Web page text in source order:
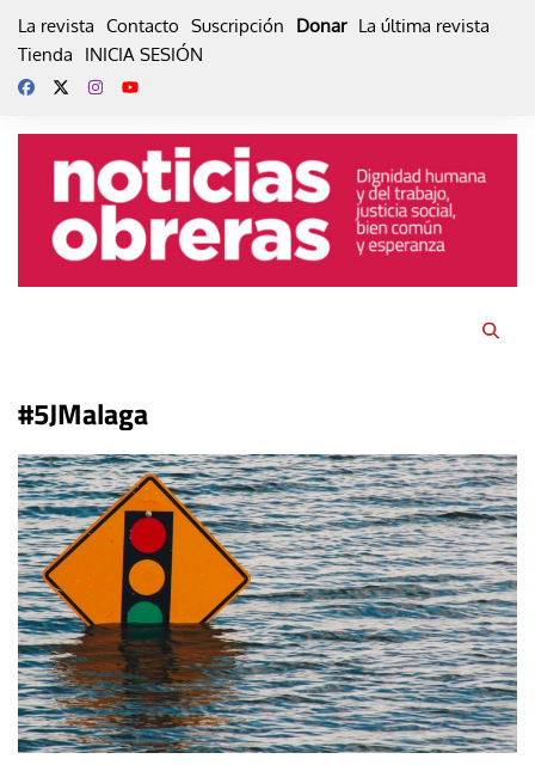
La revista Contacto Suscripción Donar La última revista
Tienda
INICIA SESIÓN
#5JMalaga